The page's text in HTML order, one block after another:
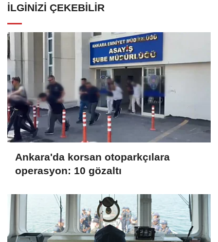
İLGINIZI ÇEKEBILIR
Ankara'da korsan otoparkçılara
operasyon: 10 gözaltı